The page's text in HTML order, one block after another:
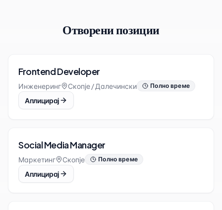
Отворени позиции
Frontend Developer
Инженеринг Скопје / Далечински Полно време
Аплицирај
Social Media Manager
Маркетинг Скопје Полно време
Аплицирај